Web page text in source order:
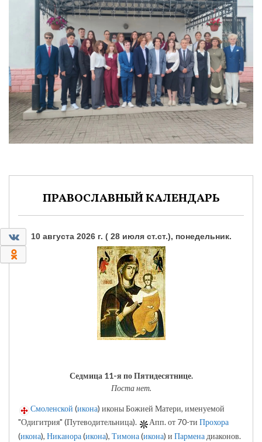
0
ПРАВОСЛАВНЫЙ КАЛЕНДАРЬ
10 августа 2026 г. ( 28 июля ст.ст.), понедельник.
Седмица 11-я по Пятидесятнице.
Поста нет.
Смоленской (икона) иконы Божией Матери, именуемой
"Одигитрия" (Путеводительница).
Апп. от 70-ти Прохора
(икона), Никанора(икона), Тимона(икона) и Пармена диаконов.